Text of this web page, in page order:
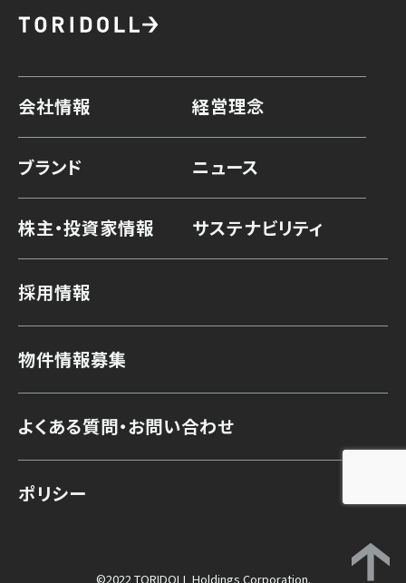
会社情報 経営理念
ブランド ニュース
株主・投資家情報 サステナビリティ
採用情報
物件情報募集
よくある質問・お問い合わせ
ポリシー
©2022 TORIDOLL Holdings Corporation.